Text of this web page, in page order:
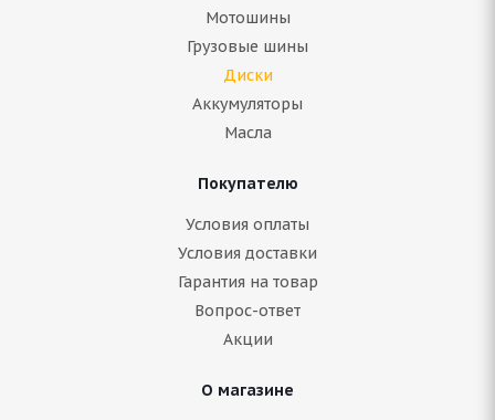
Мотошины
Грузовые шины
Диски
Аккумуляторы
Масла
Покупателю
Условия оплаты
Условия доставки
Гарантия на товар
Вопрос-ответ
Акции
О магазине